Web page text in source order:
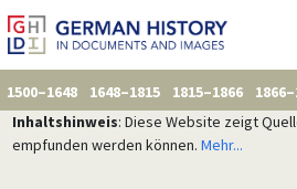
1500–1648 1648–1815 1815–1866
Inhaltshinweis: Diese Website zeigt
empfunden werden können. Mehr...